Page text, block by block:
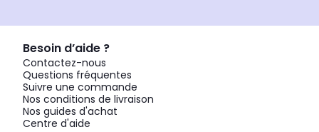
Besoin d’aide ?
Contactez-nous
Questions fréquentes
Suivre une commande
Nos conditions de livraison
Nos guides d'achat
Centre d'aide